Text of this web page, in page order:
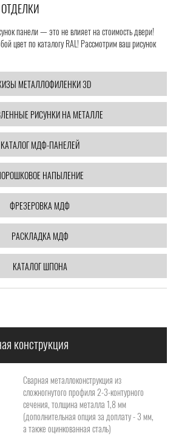
панели — это не влияет на стоимость двери!
цвет по каталогу RAL! Рассмотрим ваш рисунок
МЕТАЛЛОФИЛЕНКИ 3D
РИСУНКИ НА МЕТАЛЛЕ
КАТАЛОГ МДФ-ПАНЕЛЕЙ
НАПЫЛЕНИЕ
ФРЕЗЕРОВКА МДФ
РАСКЛАДКА МДФ
КАТАЛОГ ШПОНА
конструкция
Сварная металлоконструкция из
сложногнутого профиля 2-3-контурного
сечения, толщина металла 1,8 мм
(дополнительная опция за доплату - 3 мм,
а также оцинкованная сталь)